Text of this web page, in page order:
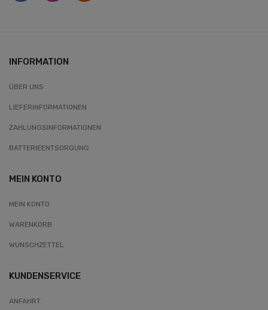
INFORMATION
ÜBER UNS
LIEFERINFORMATIONEN
ZAHLUNGSINFORMATIONEN
BATTERIEENTSORGUNG
MEIN KONTO
MEIN KONTO
WARENKORB
WUNSCHZETTEL
KUNDENSERVICE
ANFAHRT